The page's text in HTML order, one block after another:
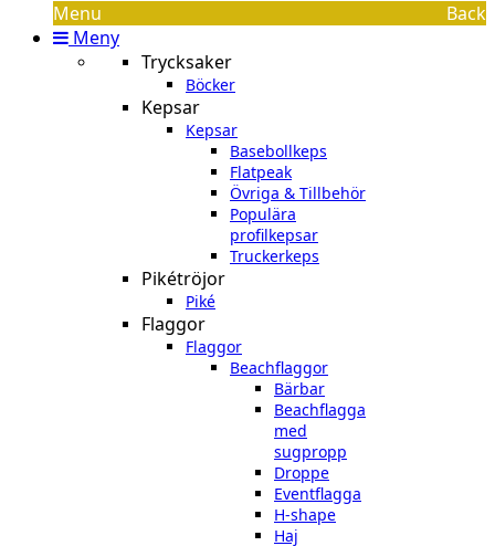
Menu
Back
Meny
Trycksaker
Böcker
Kepsar
Kepsar
Basebollkeps
Flatpeak
Övriga & Tillbehör
Populära
profilkepsar
Truckerkeps
Pikétröjor
Piké
Flaggor
Flaggor
Beachflaggor
Bärbar
Beachflagga
med
sugpropp
Droppe
Eventflagga
H-shape
Haj